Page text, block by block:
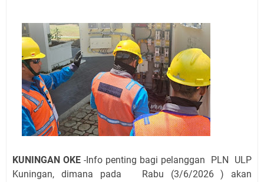
12 Ribu Liter
Uniku Jadi Tuan Rumah Pendampingan Penyusunan
Dokumen SPMI
Sudahkah Kita Merdeka Dari Hawa Nafsu?
Info Sembako di Pasar Kepuh Kuningan Kamis 6
Agustus 2026, Daging Naik, Telur Turun
Agenda Kegiatan Bupati Kuningan Jumat 7 Agustus
2026 Ada Tiga, Tapi yang Bakal Dihadiri Hanya Satu
Agustus 2026
KUNINGAN OKE -Info penting bagi pelanggan PLN ULP
Kuningan, dimana pada Rabu (3/6/2026 ) akan